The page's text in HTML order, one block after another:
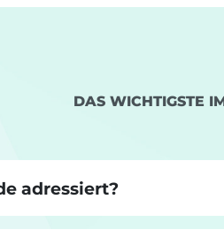
DAS WICHTIGSTE
adressiert?